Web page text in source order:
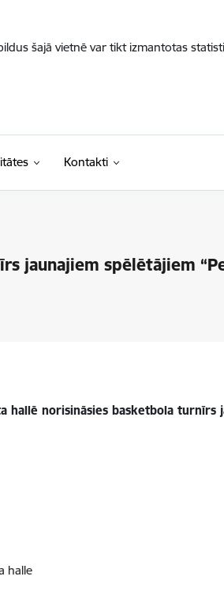
šajā vietnē var tikt izmantotas
Kontakti
jaunajiem spēlētājiem
hallē norisināsies basketbola turnīrs
halle